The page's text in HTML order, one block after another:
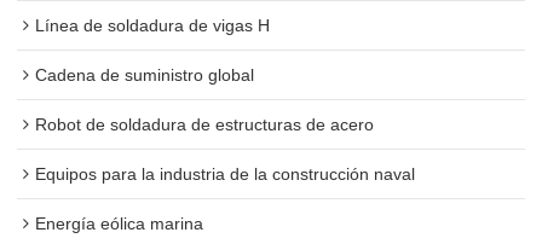
Línea de soldadura de vigas H
Cadena de suministro global
Robot de soldadura de estructuras de acero
Equipos para la industria de la construcción naval
Energía eólica marina